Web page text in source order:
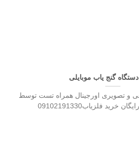
گنج یاب موبایلی
و تصویری اورجینال همراه تست توسط
فلزیاب09102191330